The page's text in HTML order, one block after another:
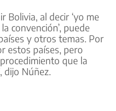
Bolivia, al decir ‘yo me
convención’, puede
y otros temas. Por
estos países, pero
que la
dijo Núñez.